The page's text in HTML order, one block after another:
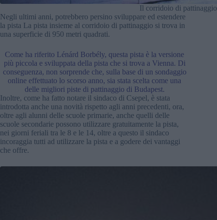
Il corridoio di
Negli ultimi anni, potrebbero persino sviluppare ed estendere
la pista La pista insieme al corridoio di pattinaggio si trova in
una superficie di 950 metri quadrati.
Come ha riferito Lénárd Borbély, questa pista è la versione
più piccola e sviluppata della pista che si trova a Vienna. Di
conseguenza, non sorprende che, sulla base di un sondaggio
online effettuato lo scorso anno, sia stata scelta come una
delle migliori piste di pattinaggio di Budapest.
Inoltre, come ha fatto notare il sindaco di Csepel, è stata
introdotta anche una novità rispetto agli anni precedenti, ora,
oltre agli alunni delle scuole primarie, anche quelli delle
scuole secondarie possono utilizzare gratuitamente la pista,
nei giorni feriali tra le 8 e le 14, oltre a questo il sindaco
incoraggia tutti ad utilizzare la pista e a godere dei vantaggi
che offre.